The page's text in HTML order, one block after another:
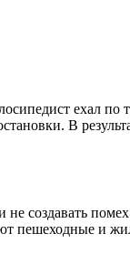
ехал по
В
создавать
пешеходные и